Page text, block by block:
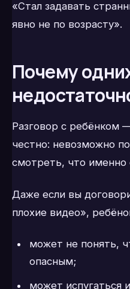
«Стал задавать
явно не по возрасту».
Почему
Разговор с ребёнком
честно: невозможно
смотреть, что именно
Даже если вы
плохие видео»,
может не понять,
опасным;
может испугаться